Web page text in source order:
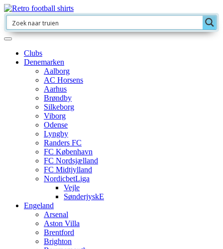
Clubs
Denemarken
Aalborg
AC Horsens
Aarhus
Brøndby
Silkeborg
Viborg
Odense
Lyngby
Randers FC
FC København
FC Nordsjælland
FC Midtjylland
NordicbetLiga
Vejle
SønderjyskE
Engeland
Arsenal
Aston Villa
Brentford
Brighton